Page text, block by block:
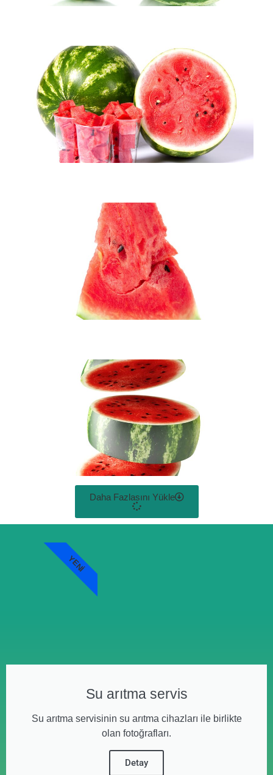
Daha Fazlasını Yükle
Su arıtma servis
Su arıtma servisinin su arıtma cihazları ile birlikte
olan fotoğrafları.
Detay
YENI